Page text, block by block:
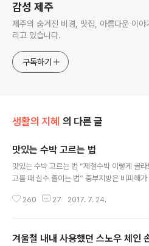
감성 제주
제주의 숨겨진 비경, 맛집, 아름다운 이야
리고 있습니다.
구독하기
생활의 지혜 의 다른 글
맛있는 수박 고르는 법
맛있는 수박 고르는 법 “제철수박 이렇게 골
고를 때 실수 줄이는 법” 중부지방은 비피해가
컨이라면 모를까 선풍기나 손부채로 더위를 이
가까운 대형마트에 다녀왔습니다. 역시 소문
260 27 2017. 7. 24.
겨울철 내내 사용했던 스노우 체인